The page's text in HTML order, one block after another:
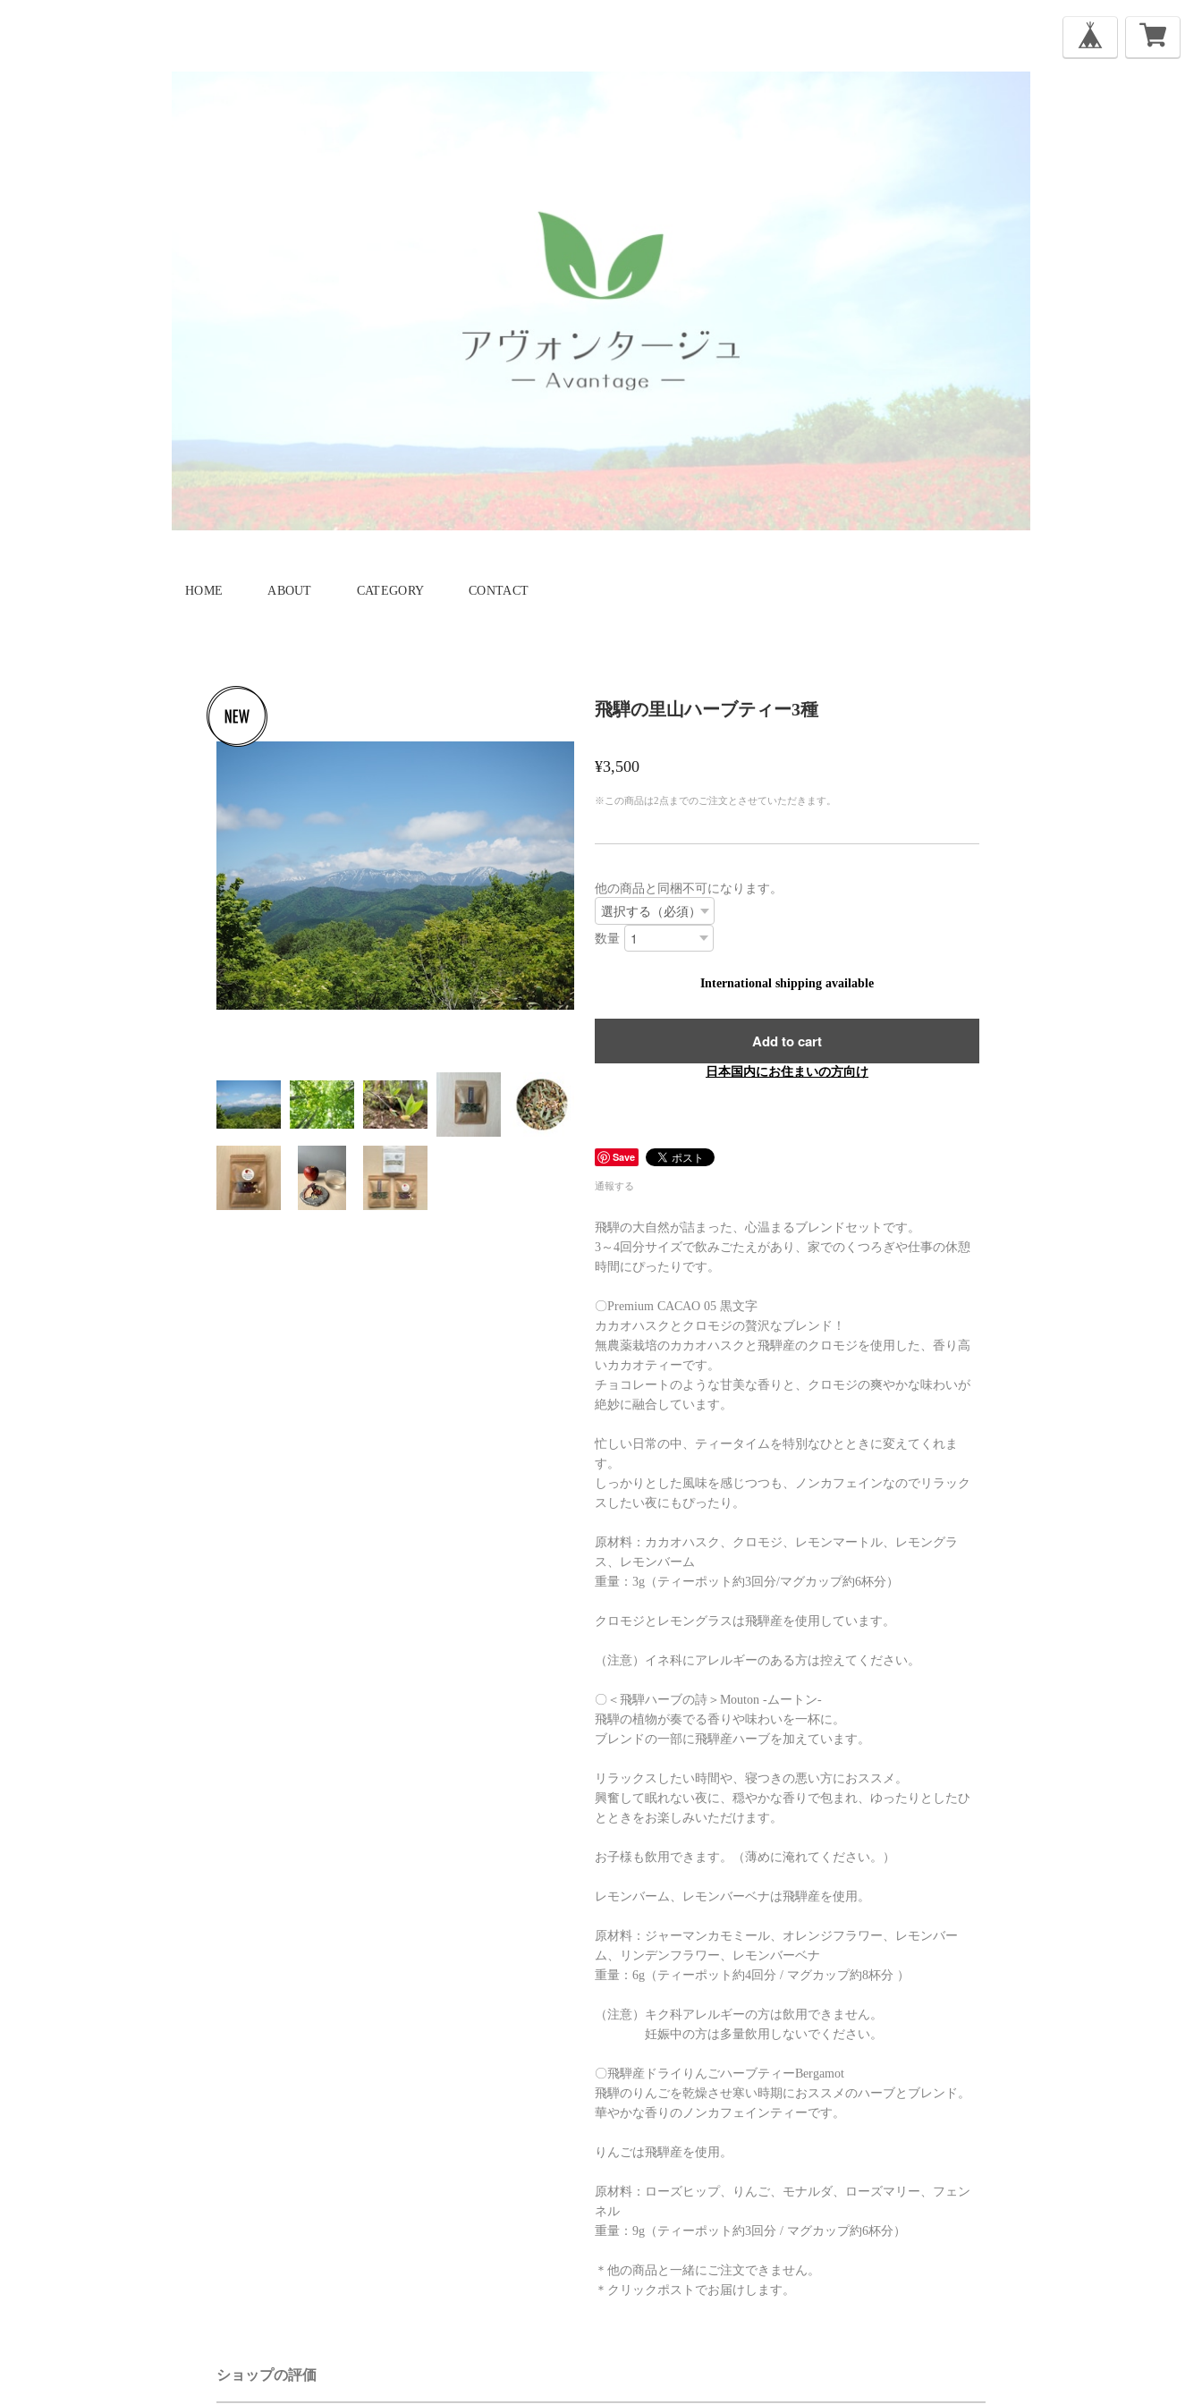
HOME ABOUT CATEGORY CONTACT
飛騨の里山ハーブティー3種
¥3,500
※この商品は2点までのご注文とさせていただきます。
他の商品と同梱不可になります。
数量
International shipping available
Add to cart
日本国内にお住まいの方向け
Save
通報する
飛騨の大自然が詰まった、心温まるブレンドセットです。
3～4回分サイズで飲みごたえがあり、家でのくつろぎや仕事の休憩
時間にぴったりです。
〇Premium CACAO 05 黒文字
カカオハスクとクロモジの贅沢なブレンド！
無農薬栽培のカカオハスクと飛騨産のクロモジを使用した、香り高
いカカオティーです。
チョコレートのような甘美な香りと、クロモジの爽やかな味わいが
絶妙に融合しています。
忙しい日常の中、ティータイムを特別なひとときに変えてくれま
す。
しっかりとした風味を感じつつも、ノンカフェインなのでリラック
スしたい夜にもぴったり。
原材料：カカオハスク、クロモジ、レモンマートル、レモングラ
ス、レモンバーム
重量：3g（ティーポット約3回分/マグカップ約6杯分）
クロモジとレモングラスは飛騨産を使用しています。
（注意）イネ科にアレルギーのある方は控えてください。
〇＜飛騨ハーブの詩＞Mouton -ムートン-
飛騨の植物が奏でる香りや味わいを一杯に。
ブレンドの一部に飛騨産ハーブを加えています。
リラックスしたい時間や、寝つきの悪い方におススメ。
興奮して眠れない夜に、穏やかな香りで包まれ、ゆったりとしたひ
とときをお楽しみいただけます。
お子様も飲用できます。（薄めに淹れてください。）
レモンバーム、レモンバーベナは飛騨産を使用。
原材料：ジャーマンカモミール、オレンジフラワー、レモンバー
ム、リンデンフラワー、レモンバーベナ
重量：6g（ティーポット約4回分 / マグカップ約8杯分 ）
（注意）キク科アレルギーの方は飲用できません。
妊娠中の方は多量飲用しないでください。
〇飛騨産ドライりんごハーブティーBergamot
飛騨のりんごを乾燥させ寒い時期におススメのハーブとブレンド。
華やかな香りのノンカフェインティーです。
りんごは飛騨産を使用。
原材料：ローズヒップ、りんご、モナルダ、ローズマリー、フェン
ネル
重量：9g（ティーポット約3回分 / マグカップ約6杯分）
＊他の商品と一緒にご注文できません。
＊クリックポストでお届けします。
ショップの評価